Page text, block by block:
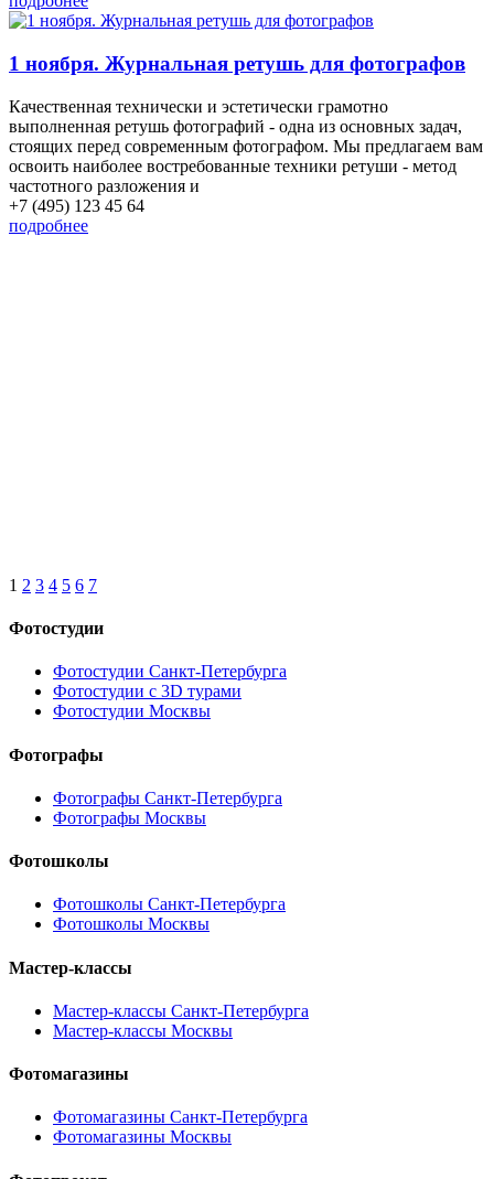
1 ноября. Журнальная ретушь для фотографов
Качественная технически и эстетически грамотно
выполненная ретушь фотографий - одна из основных задач,
стоящих перед современным фотографом. Мы предлагаем вам
освоить наиболее востребованные техники ретуши - метод
частотного разложения и
+7 (495) 123 45 64
подробнее
1 2 3 4 5 6 7
Фотостудии
Фотостудии Санкт-Петербурга
Фотостудии с 3D турами
Фотостудии Москвы
Фотографы
Фотографы Санкт-Петербурга
Фотографы Москвы
Фотошколы
Фотошколы Санкт-Петербурга
Фотошколы Москвы
Мастер-классы
Мастер-классы Санкт-Петербурга
Мастер-классы Москвы
Фотомагазины
Фотомагазины Санкт-Петербурга
Фотомагазины Москвы